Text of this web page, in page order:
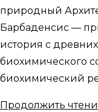
природный
Барбаденсис —
история с
биохимического
биохимический
Продолжить